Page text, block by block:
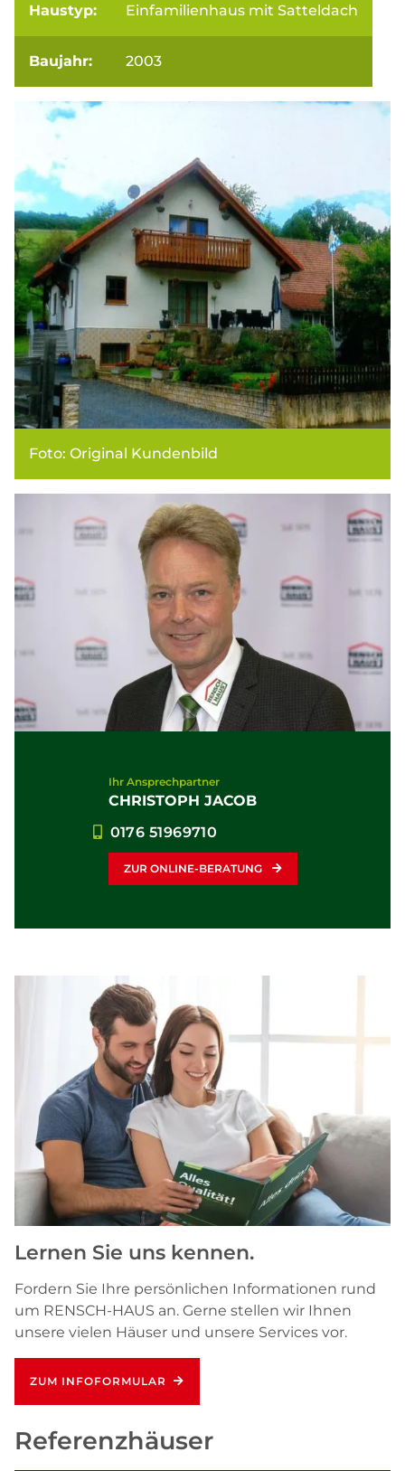
Haustyp: Einfamilienhaus mit Satteldach
Baujahr: 2003
Foto: Original Kundenbild
Ihr Ansprechpartner
CHRISTOPH JACOB
0176 51969710
ZUR ONLINE-BERATUNG
Lernen Sie uns kennen.
Fordern Sie Ihre persönlichen Informationen rund
um RENSCH-HAUS an. Gerne stellen wir Ihnen
unsere vielen Häuser und unsere Services vor.
ZUM INFOFORMULAR
Referenzhäuser